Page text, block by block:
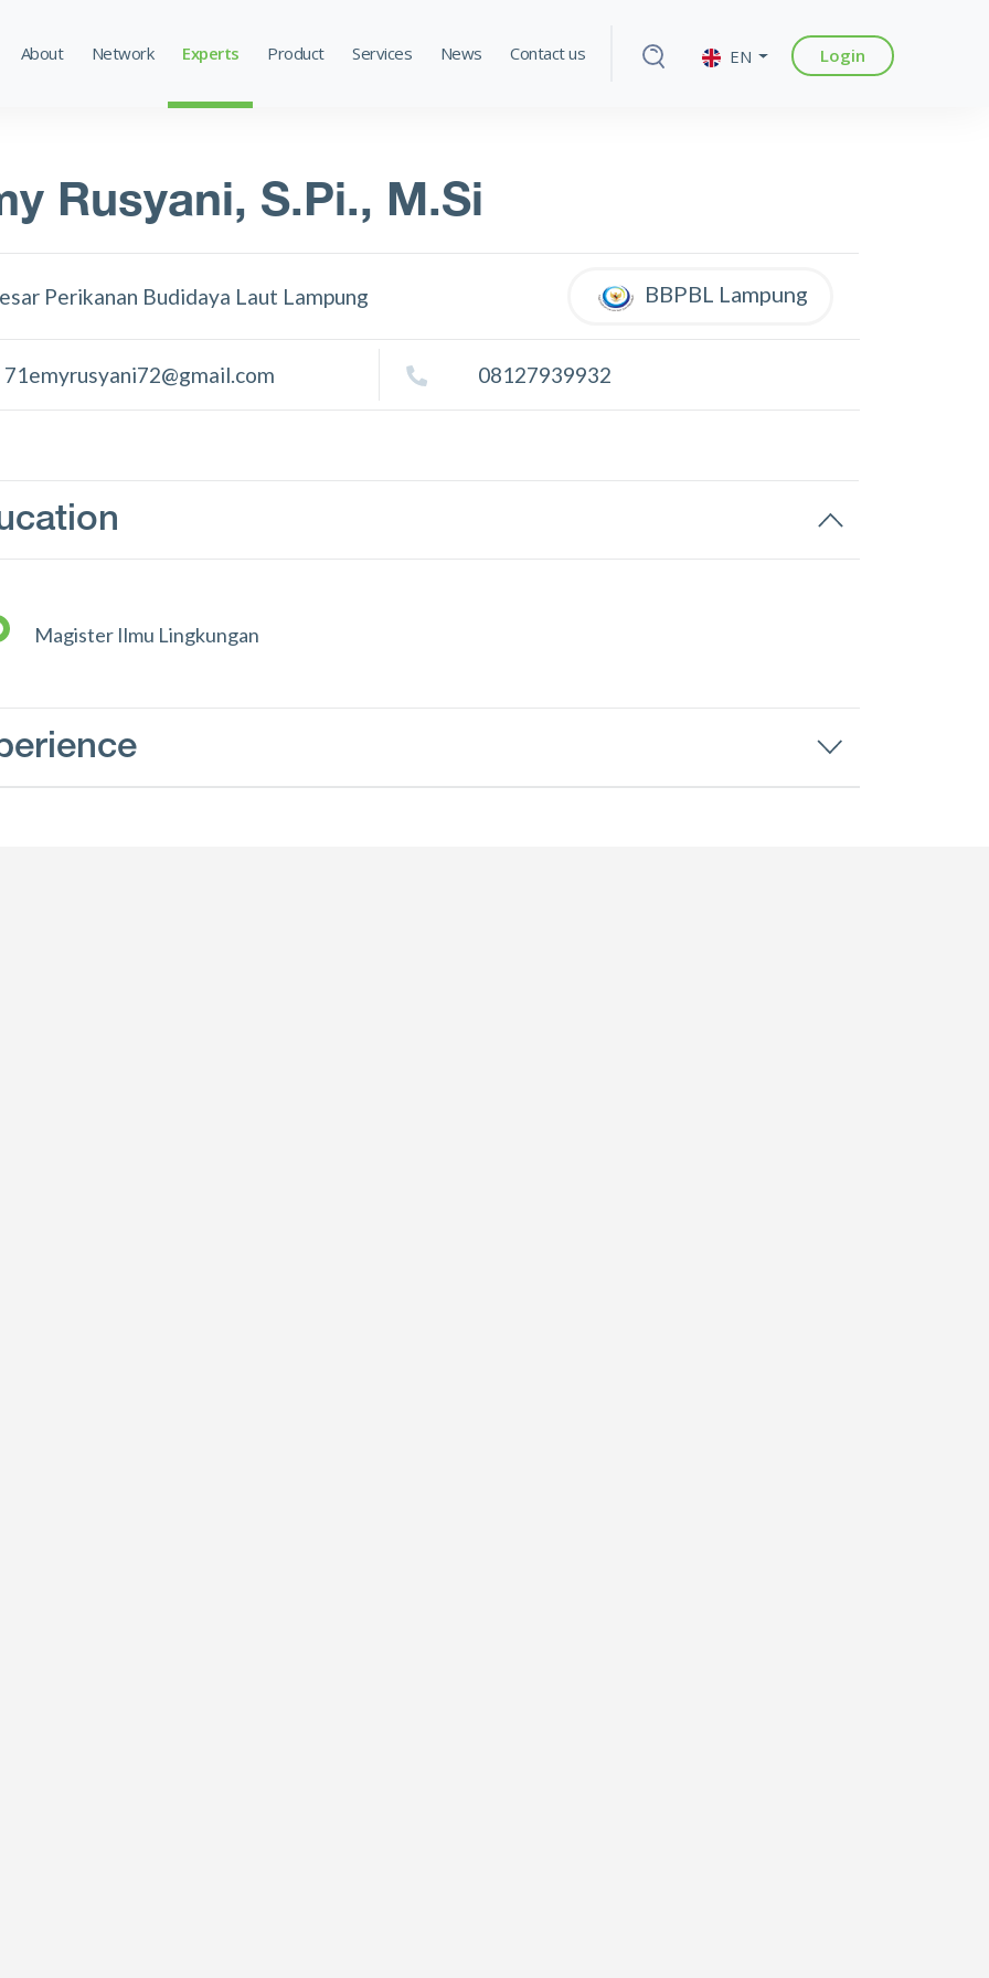
About Network Experts Product Services News Contact us EN Login
Rusyani, S.Pi., M.Si
Perikanan Budidaya Laut Lampung BBPBL Lampung
71emyrusyani72@gmail.com 08127939932
Magister Ilmu Lingkungan